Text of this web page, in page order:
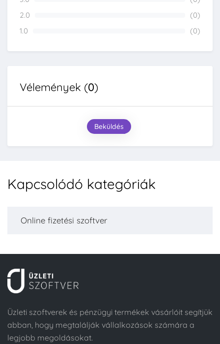
2.0
(0)
1.0
(0)
Vélemények (0)
Beküldés
Kapcsolódó kategóriák
Online fizetési szoftver
Üzleti szoftverek és pénzügyi termékek vásárlóit segítjük
abban, hogy megtalálják vállalkozások számára a
legjobb megoldásokat.